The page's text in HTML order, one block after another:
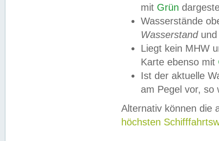
mit Grün
Wasserstände
Wasserstandund
Liegt kein MHW
Karte ebenso mit
Ist der aktuelle
am Pegel vor,
Alternativ können die
höchsten